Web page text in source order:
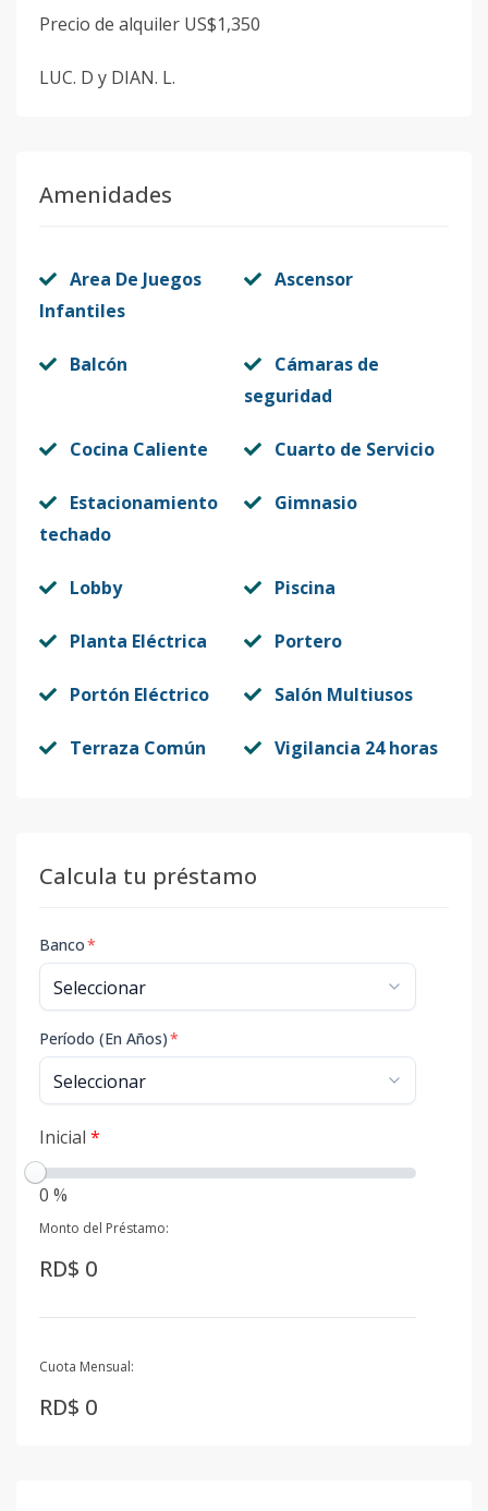
Precio de alquiler US$1,350
LUC. D y DIAN. L.
Amenidades
Area De Juegos
Infantiles
Ascensor
Balcón
Cámaras de
seguridad
Cocina Caliente Cuarto de Servicio
Estacionamiento
techado
Gimnasio
Lobby Piscina
Planta Eléctrica Portero
Portón Eléctrico Salón Multiusos
Terraza Común Vigilancia 24 horas
Calcula tu préstamo
Banco*
Período (En Años)*
Inicial *
0 %
Monto del Préstamo:
RD$ 0
Cuota Mensual:
RD$ 0